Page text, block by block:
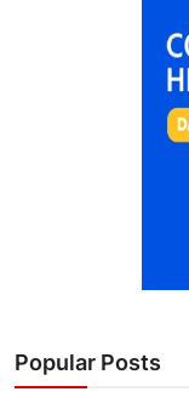
Popular Posts